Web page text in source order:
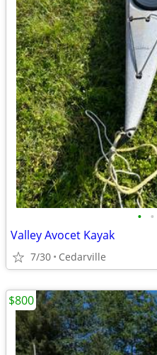
• •
Valley Avocet Kayak
7/30 Cedarville
$800